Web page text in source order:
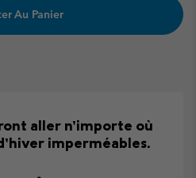
Au Panier
aller n’importe où
imperméables.